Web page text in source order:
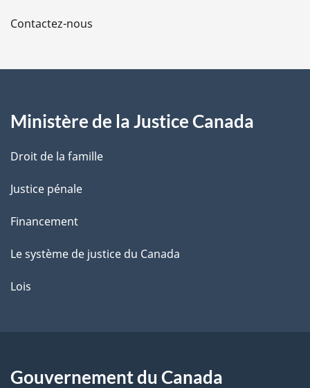
a
e
Contactez-nous
Ministère de la Justice Canada
Droit de la famille
Justice pénale
Financement
Le système de justice du Canada
Lois
Gouvernement du Canada